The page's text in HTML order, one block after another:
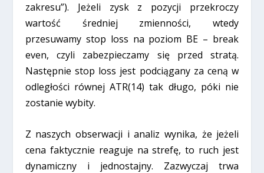
zakresu”). Jeżeli zysk z pozycji przekroczy
wartość średniej zmienności, wtedy
przesuwamy stop loss na poziom BE – break
even, czyli zabezpieczamy się przed stratą.
Następnie stop loss jest podciągany za ceną w
odległości równej ATR(14) tak długo, póki nie
zostanie wybity.
Z naszych obserwacji i analiz wynika, że jeżeli
cena faktycznie reaguje na strefę, to ruch jest
dynamiczny i jednostajny. Zazwyczaj trwa